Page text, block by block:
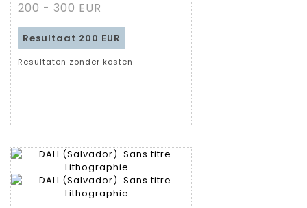
fiche
200 - 300 EUR
Resultaat 200 EUR
Resultaten zonder kosten